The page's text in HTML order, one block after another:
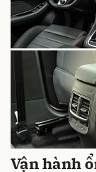
Vận hành